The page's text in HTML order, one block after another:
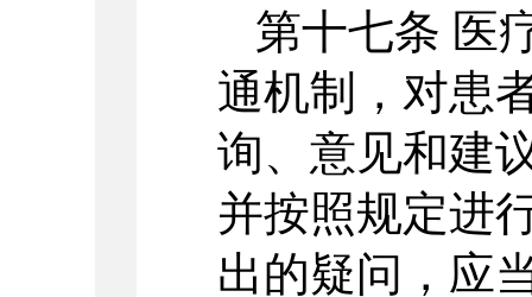
第十七条 医
通机制，对患
询、意见和建
并按照规定进
出的疑问，应